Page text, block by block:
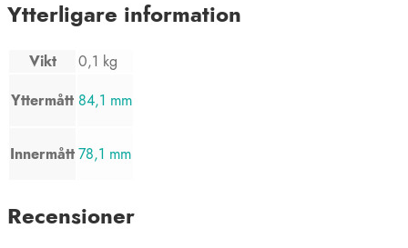
Ytterligare information
Vikt
0,1 kg
Yttermått 84,1 mm
Innermått78,1 mm
Recensioner